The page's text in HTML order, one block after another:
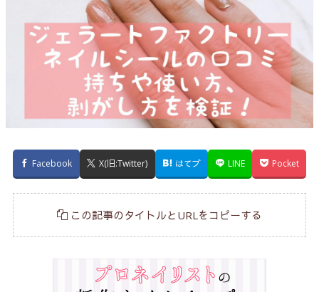
Facebook X(旧:Twitter) はてブ LINE Pocket
この記事のタイトルとURLをコピーする